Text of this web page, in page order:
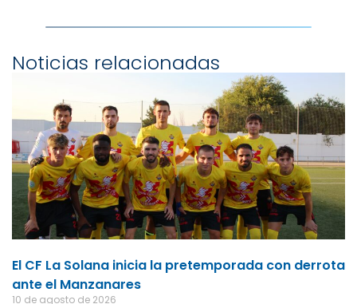
Noticias relacionadas
El CF La Solana inicia la pretemporada con derrota
ante el Manzanares
10 de agosto de 2026